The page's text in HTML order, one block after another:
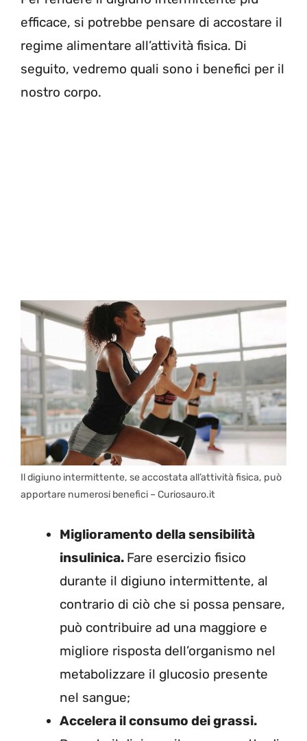
efficace, si potrebbe pensare di accostare il
regime alimentare all’attività fisica. Di
seguito, vedremo quali sono i benefici per il
nostro corpo.
Il digiuno intermittente, se accostata all’attività fisica, può
apportare numerosi benefici – Curiosauro.it
Miglioramento della sensibilità
insulinica. Fare esercizio fisico
durante il digiuno intermittente, al
contrario di ciò che si possa pensare,
può contribuire ad una maggiore e
migliore risposta dell’organismo nel
metabolizzare il glucosio presente
nel sangue;
Accelera il consumo dei grassi.